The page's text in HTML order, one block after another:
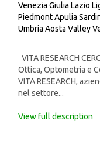
Venezia Giulia Lazio
PiedmontApulia
Umbria Aosta Valley
VITA RESEARCH
Ottica, Optometria e
VITA RESEARCH,
nel settore...
View full description